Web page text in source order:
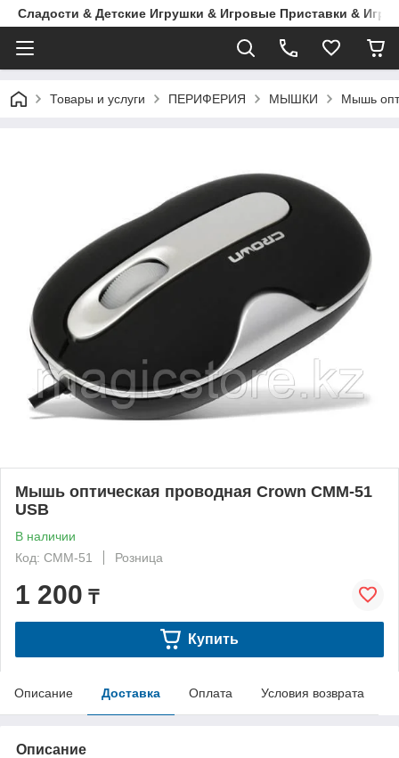
Сладости & Детские Игрушки & Игровые Приставки & Игры
Товары и услуги ПЕРИФЕРИЯ МЫШКИ Мышь
Мышь оптическая проводная Crown CMM-51
USB
В наличии
Код: CMM-51
Розница
1 200 ₸
Купить
Описание Доставка Оплата Условия возврата
Описание